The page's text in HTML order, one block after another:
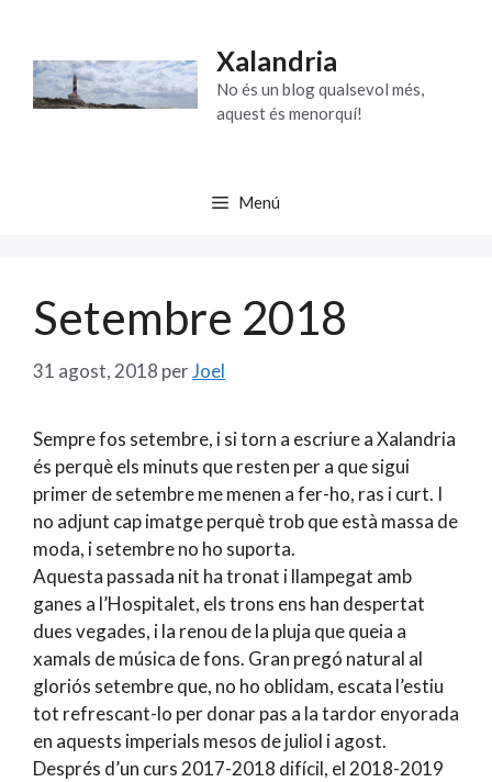
contingut
Xalandria
No és un blog qualsevol més,
aquest és menorquí!
Menú
Setembre 2018
31 agost, 2018 perJoel
Sempre fos setembre, i si torn a escriure a Xalandria
és perquè els minuts que resten per a que sigui
primer de setembre me menen a fer-ho, ras i curt. I
no adjunt cap imatge perquè trob que està massa de
moda, i setembre no ho suporta.
Aquesta passada nit ha tronat i llampegat amb
ganes a l’Hospitalet, els trons ens han despertat
dues vegades, i la renou de la pluja que queia a
xamals de música de fons. Gran pregó natural al
gloriós setembre que, no ho oblidam, escata l’estiu
tot refrescant-lo per donar pas a la tardor enyorada
en aquests imperials mesos de juliol i agost.
Després d’un curs 2017-2018 difícil, el 2018-2019